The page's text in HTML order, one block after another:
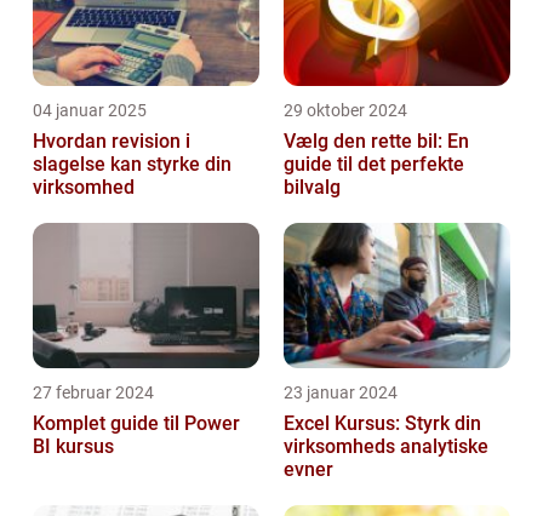
04 januar 2025
Hvordan revision i
slagelse kan styrke din
virksomhed
29 oktober 2024
Vælg den rette bil: En
guide til det perfekte
bilvalg
27 februar 2024
Komplet guide til Power
BI kursus
23 januar 2024
Excel Kursus: Styrk din
virksomheds analytiske
evner